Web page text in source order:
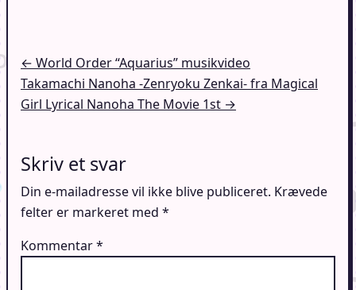
Indlægsnavigation
← World Order “Aquarius” musikvideo
Takamachi Nanoha -Zenryoku Zenkai- fra Magical
Girl Lyrical Nanoha The Movie 1st →
Skriv et svar
Din e-mailadresse vil ikke blive publiceret. Krævede
felter er markeret med *
Kommentar*